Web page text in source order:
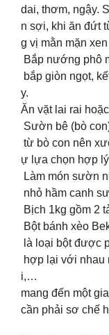
dai, thơm, ngậy.
n sợi, khi ăn đứt
g vị mằn mặn
Bắp nướng phô
bắp giòn ngọt,
y.
Ăn vặt lai rai
Sườn bê (bò
từ bò con nên
ự lựa chọn hợp
Làm món sườn
nhỏ hầm canh
Bịch 1kg gồm 2
Bột bánh xèo
là loại bột được
hợp lại với nhau
i,…
mang đến một
cần phải sơ chế